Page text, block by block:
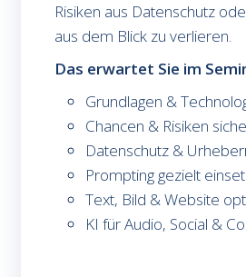
Risiken aus Datenschutz
aus dem Blick zu verlieren.
Das erwartet Sie im
Grundlagen &
Chancen & Risiken
Datenschutz &
Prompting gezielt
Text, Bild & Website
KI für Audio, Social &